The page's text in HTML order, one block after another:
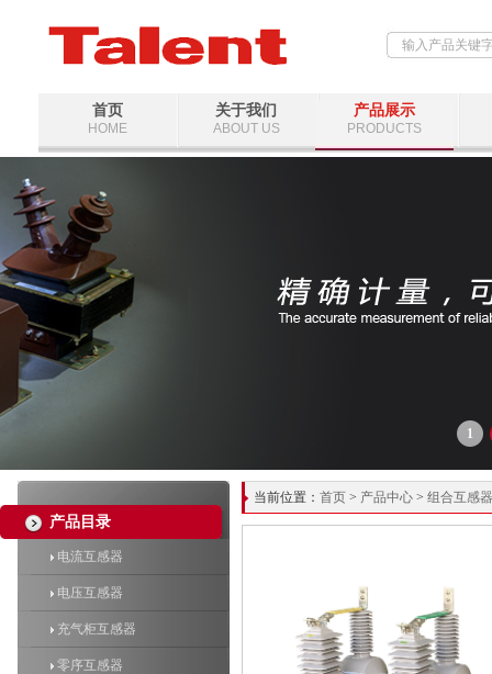
首页
HOME
关于我们
ABOUT US
产品展示
PRODUCTS
1
产品目录
电流互感器
电压互感器
充气柜互感器
零序互感器
当前位置： 首页 > 产品中心 > 组合互感器